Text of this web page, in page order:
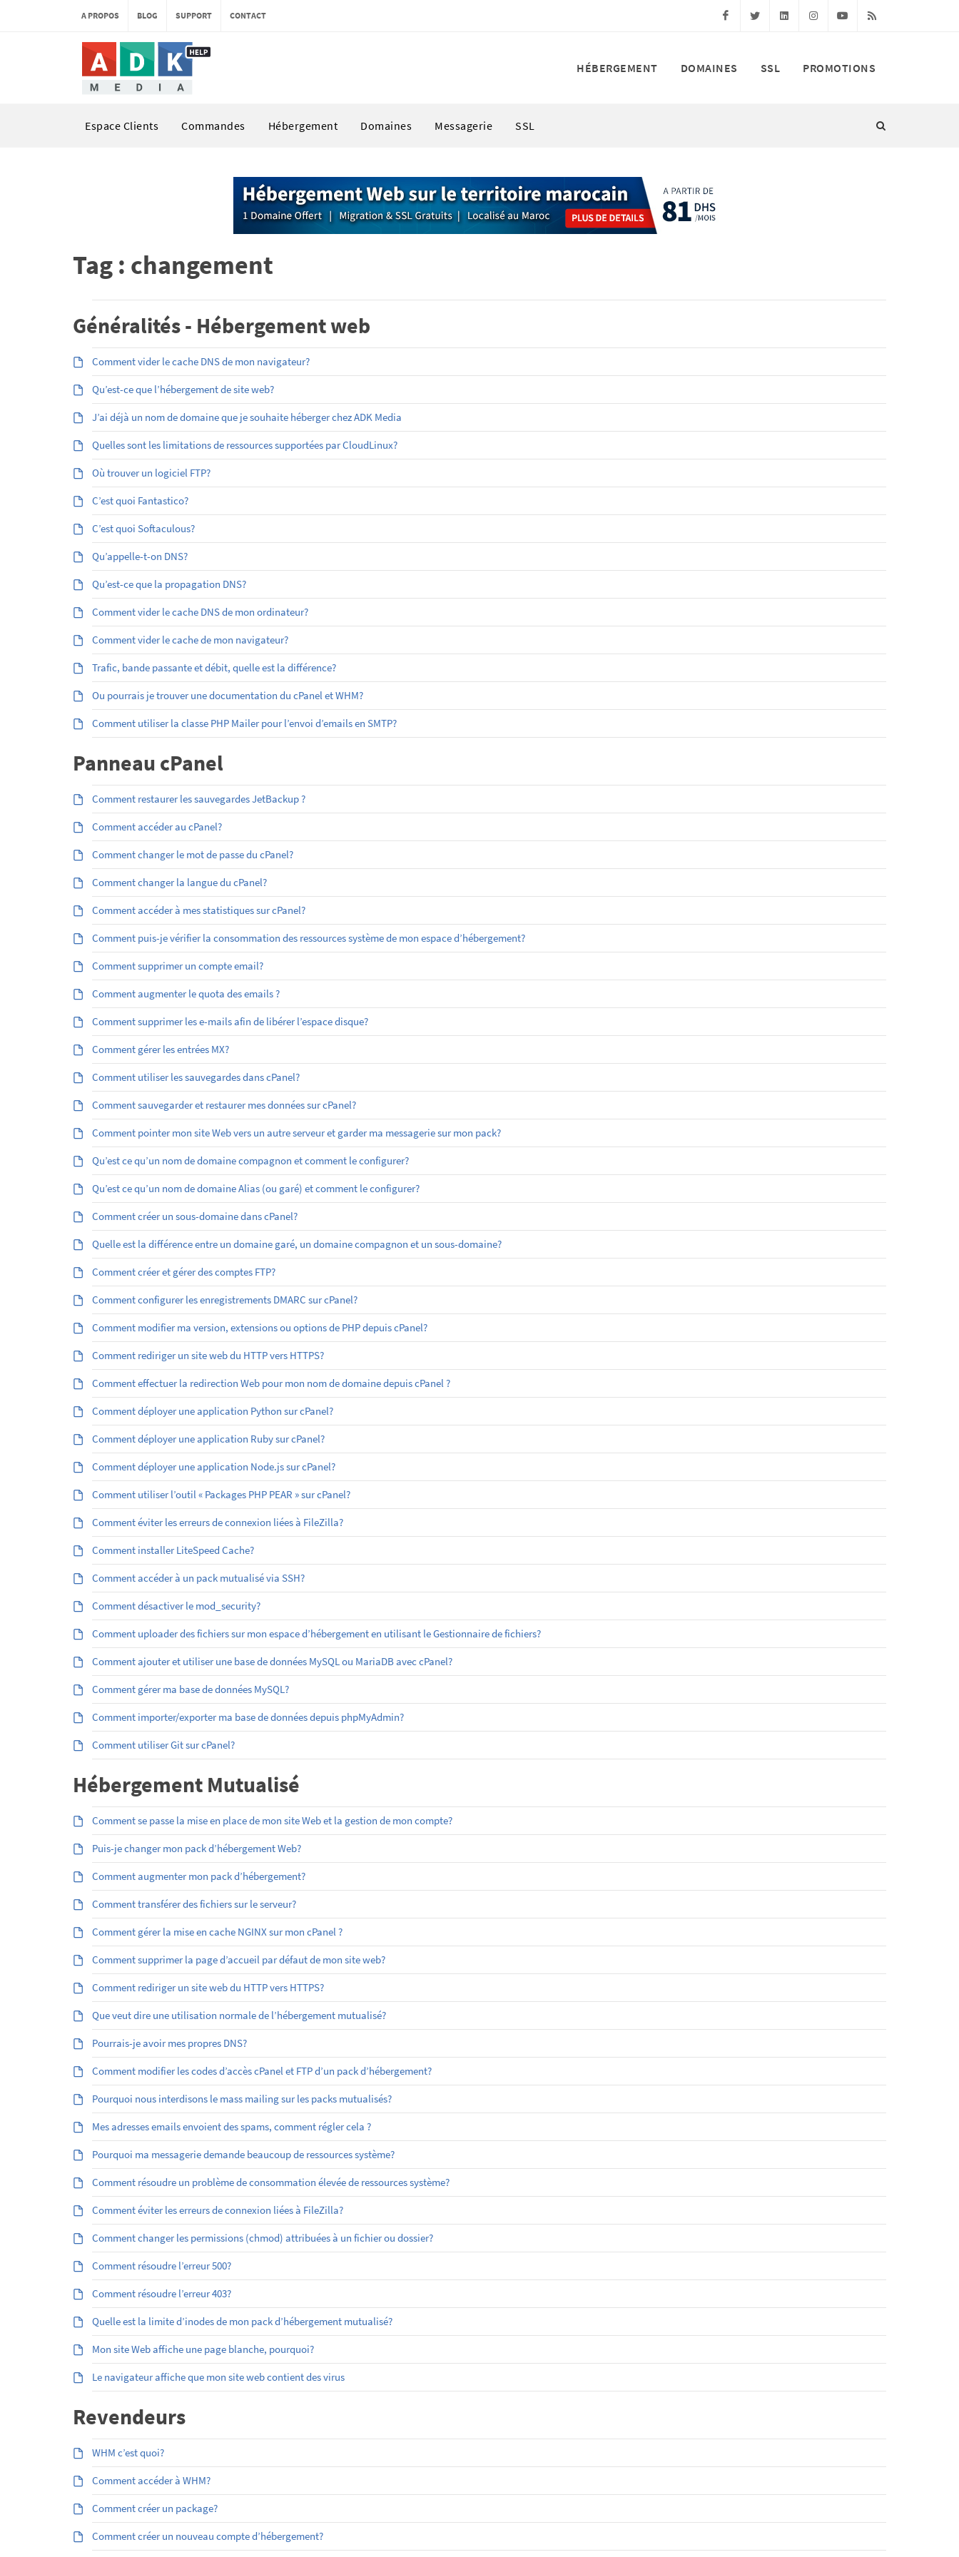
A PROPOS BLOG SUPPORT CONTACT
HÉBERGEMENT DOMAINES SSL PROMOTIONS
Espace Clients Commandes Hébergement Domaines Messagerie SSL
Tag : changement
Généralités - Hébergement web
Comment vider le cache DNS de mon navigateur?
Qu’est-ce que l’hébergement de site web?
J’ai déjà un nom de domaine que je souhaite héberger chez ADK Media
Quelles sont les limitations de ressources supportées par CloudLinux?
Où trouver un logiciel FTP?
C’est quoi Fantastico?
C’est quoi Softaculous?
Qu’appelle-t-on DNS?
Qu’est-ce que la propagation DNS?
Comment vider le cache DNS de mon ordinateur?
Comment vider le cache de mon navigateur?
Trafic, bande passante et débit, quelle est la différence?
Ou pourrais je trouver une documentation du cPanel et WHM?
Comment utiliser la classe PHP Mailer pour l’envoi d’emails en SMTP?
Panneau cPanel
Comment restaurer les sauvegardes JetBackup ?
Comment accéder au cPanel?
Comment changer le mot de passe du cPanel?
Comment changer la langue du cPanel?
Comment accéder à mes statistiques sur cPanel?
Comment puis-je vérifier la consommation des ressources système de mon espace d’hébergement?
Comment supprimer un compte email?
Comment augmenter le quota des emails ?
Comment supprimer les e-mails afin de libérer l’espace disque?
Comment gérer les entrées MX?
Comment utiliser les sauvegardes dans cPanel?
Comment sauvegarder et restaurer mes données sur cPanel?
Comment pointer mon site Web vers un autre serveur et garder ma messagerie sur mon pack?
Qu’est ce qu’un nom de domaine compagnon et comment le configurer?
Qu’est ­ce qu’un nom de domaine Alias (ou garé) et comment le configurer?
Comment créer un sous-domaine dans cPanel?
Quelle est la différence entre un domaine garé, un domaine compagnon et un sous-domaine?
Comment créer et gérer des comptes FTP?
Comment configurer les enregistrements DMARC sur cPanel?
Comment modifier ma version, extensions ou options de PHP depuis cPanel?
Comment rediriger un site web du HTTP vers HTTPS?
Comment effectuer la redirection Web pour mon nom de domaine depuis cPanel ?
Comment déployer une application Python sur cPanel?
Comment déployer une application Ruby sur cPanel?
Comment déployer une application Node.js sur cPanel?
Comment utiliser l’outil « Packages PHP PEAR » sur cPanel?
Comment éviter les erreurs de connexion liées à FileZilla?
Comment installer LiteSpeed Cache?
Comment accéder à un pack mutualisé via SSH?
Comment désactiver le mod_security?
Comment uploader des fichiers sur mon espace d’hébergement en utilisant le Gestionnaire de fichiers?
Comment ajouter et utiliser une base de données MySQL ou MariaDB avec cPanel?
Comment gérer ma base de données MySQL?
Comment importer/exporter ma base de données depuis phpMyAdmin?
Comment utiliser Git sur cPanel?
Hébergement Mutualisé
Comment se passe la mise en place de mon site Web et la gestion de mon compte?
Puis-je changer mon pack d’hébergement Web?
Comment augmenter mon pack d’hébergement?
Comment transférer des fichiers sur le serveur?
Comment gérer la mise en cache NGINX sur mon cPanel ?
Comment supprimer la page d’accueil par défaut de mon site web?
Comment rediriger un site web du HTTP vers HTTPS?
Que veut dire une utilisation normale de l’hébergement mutualisé?
Pourrais-je avoir mes propres DNS?
Comment modifier les codes d’accès cPanel et FTP d’un pack d’hébergement?
Pourquoi nous interdisons le mass mailing sur les packs mutualisés?
Mes adresses emails envoient des spams, comment régler cela ?
Pourquoi ma messagerie demande beaucoup de ressources système?
Comment résoudre un problème de consommation élevée de ressources système?
Comment éviter les erreurs de connexion liées à FileZilla?
Comment changer les permissions (chmod) attribuées à un fichier ou dossier?
Comment résoudre l’erreur 500?
Comment résoudre l’erreur 403?
Quelle est la limite d’inodes de mon pack d’hébergement mutualisé?
Mon site Web affiche une page blanche, pourquoi?
Le navigateur affiche que mon site web contient des virus
Revendeurs
WHM c’est quoi?
Comment accéder à WHM?
Comment créer un package?
Comment créer un nouveau compte d’hébergement?